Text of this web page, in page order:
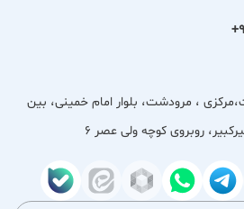
مشتریان، تلاش کرده است فضایی
انواع محصولات دکوراسیون داخلی
از مبلمان راحتی، کلاسیک و مدرن،
ناهارخوری، فرش و انواع
می‌شود تا مشتریان بتوانند متناسب
انتخاب را داشته باشند. استفاده از
، مرودشت، بلوار امام خمینی، بین
روبروی کوچه ولی عصر 6